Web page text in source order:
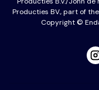
Producties BV., part of
Copyright ©